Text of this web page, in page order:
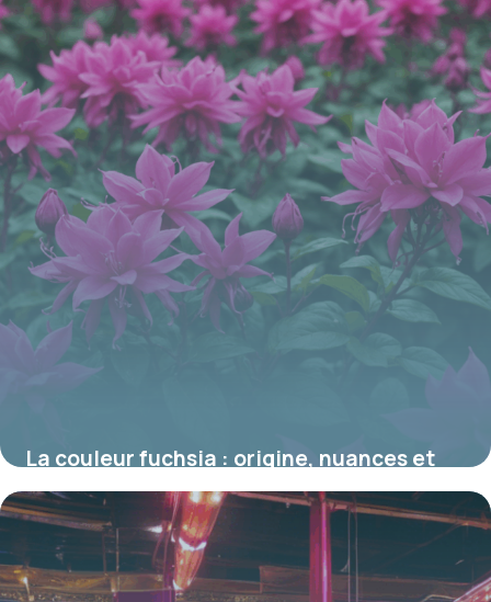
17 juin 2026
La couleur fuchsia : origine, nuances et
significations dans le monde floral
16 juin 2026